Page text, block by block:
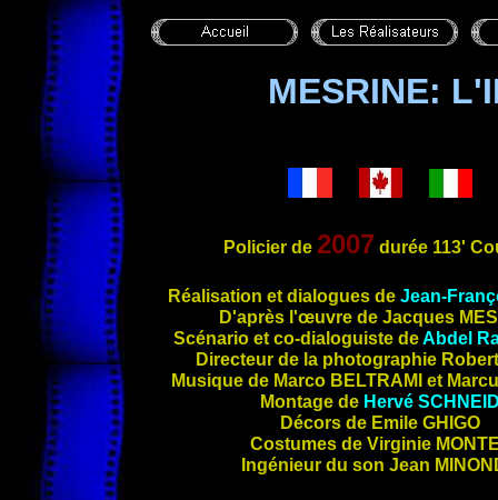
MESRINE:
Policierde 2007 durée 113'
Réalisation et dialogues de Jean-
D'après l'œuvre de Jacques
Scénario et co-dialoguiste deAbdel
Directeur de la photographie
Musique de Marco BELTRAMIet
Montage de Hervé
Décors de Emile GHIGO
Costumes de Virginie
Ingénieur du son Jean